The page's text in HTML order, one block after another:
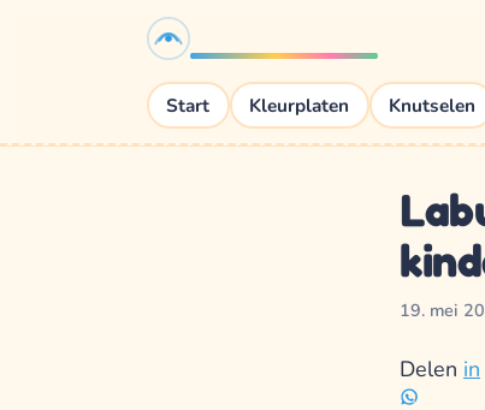
Start Kleurplaten Knutselen
19. mei
Delen in